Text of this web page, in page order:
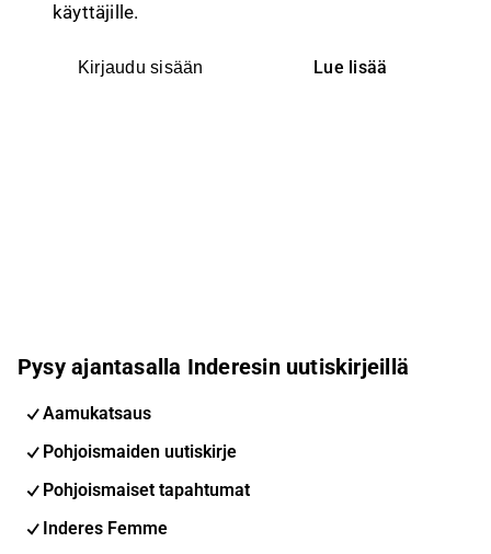
käyttäjille.
Kirjaudu sisään Lue lisää
Pysy ajantasalla Inderesin uutiskirjeillä
Aamukatsaus
Pohjoismaiden uutiskirje
Pohjoismaiset tapahtumat
Inderes Femme